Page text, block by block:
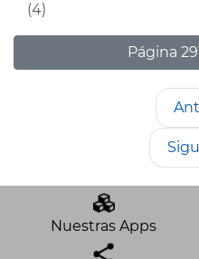
(4)
Página
Nuestras Apps